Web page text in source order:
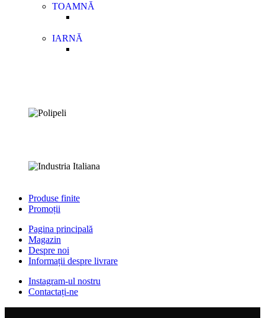
TOAMNĂ
IARNĂ
Produse finite
Promoții
Pagina principală
Magazin
Despre noi
Informații despre livrare
Instagram-ul nostru
Contactați-ne